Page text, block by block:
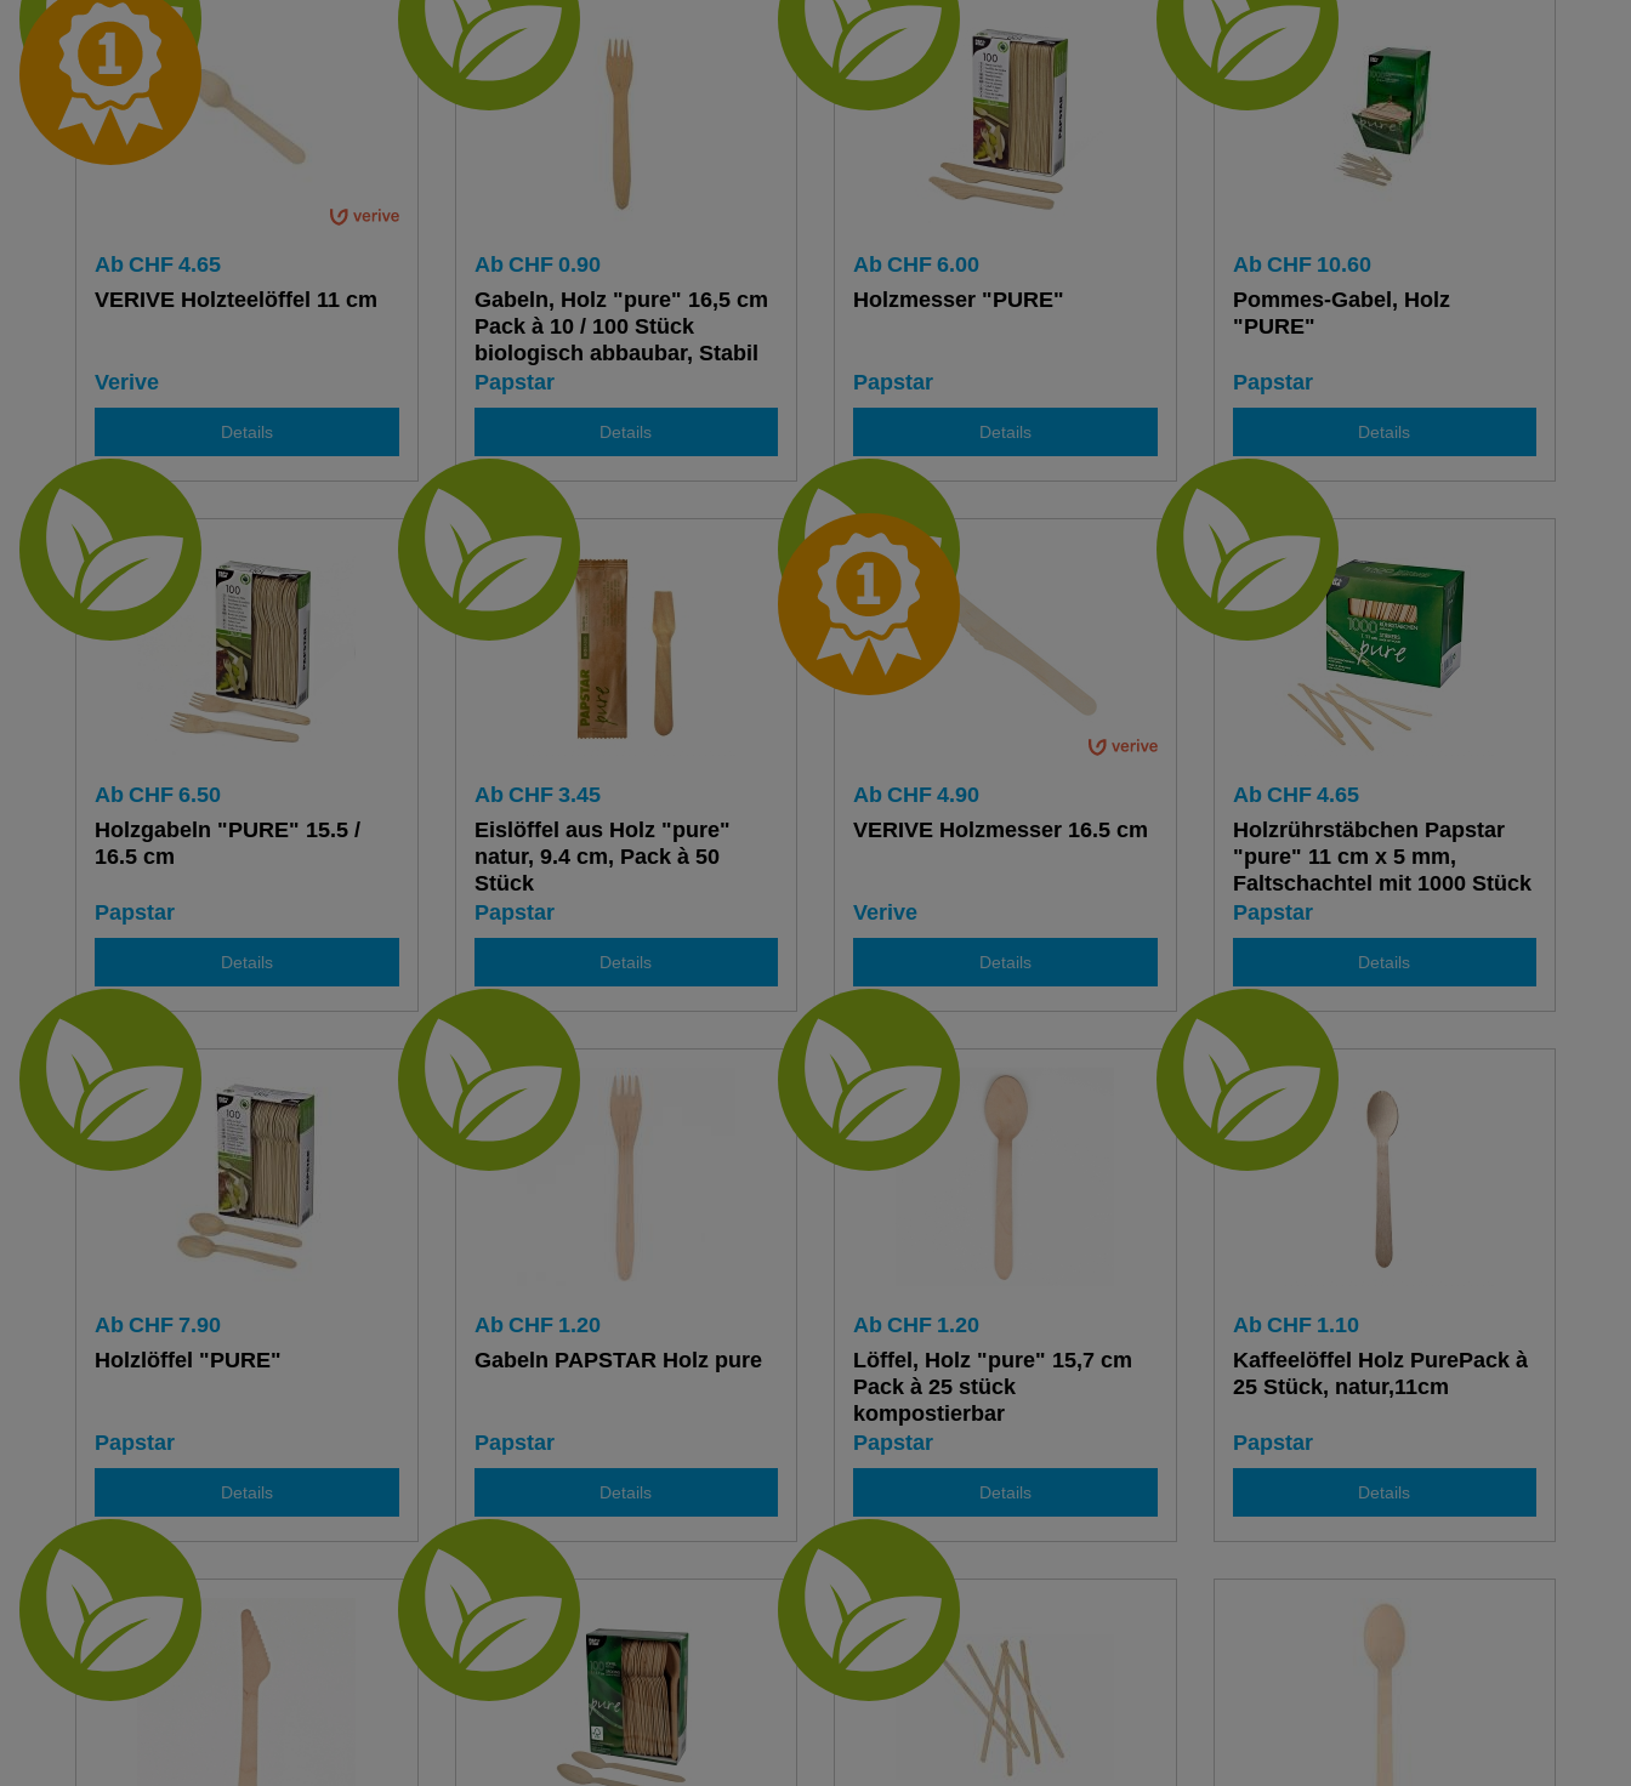
Ab CHF 4.65
VERIVE Holzteelöffel 11 cm
Verive
Details
Ab CHF 0.90
Gabeln, Holz "pure" 16,5 cm
Pack à 10 / 100 Stück
biologisch abbaubar, Stabil
Papstar
Details
Ab CHF 6.00
Holzmesser "PURE"
Papstar
Details
Ab CHF 10.60
Pommes-Gabel, Holz
"PURE"
Papstar
Details
Ab CHF 6.50
Holzgabeln "PURE" 15.5 /
16.5 cm
Papstar
Details
Ab CHF 3.45
Eislöffel aus Holz "pure"
natur, 9.4 cm, Pack à 50
Stück
Papstar
Details
Ab CHF 4.90
VERIVE Holzmesser 16.5 cm
Verive
Details
Ab CHF 4.65
Holzrührstäbchen Papstar
"pure" 11 cm x 5 mm,
Faltschachtel mit 1000 Stück
Papstar
Details
Ab CHF 7.90
Holzlöffel "PURE"
Papstar
Details
Ab CHF 1.20
Gabeln PAPSTAR Holz pure
Papstar
Details
Ab CHF 1.20
Löffel, Holz "pure" 15,7 cm
Pack à 25 stück
kompostierbar
Papstar
Details
Ab CHF 1.10
Kaffeelöffel Holz PurePack à
25 Stück, natur,11cm
Papstar
Details